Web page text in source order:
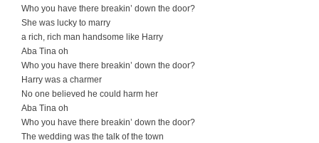
Who you have there breakin’ down the door?
She was lucky to marry
a rich, rich man handsome like Harry
Aba Tina oh
Who you have there breakin’ down the door?
Harry was a charmer
No one believed he could harm her
Aba Tina oh
Who you have there breakin’ down the door?
The wedding was the talk of the town